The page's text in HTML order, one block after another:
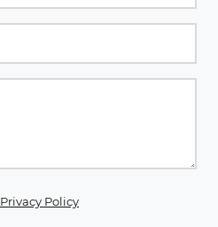
Privacy Policy